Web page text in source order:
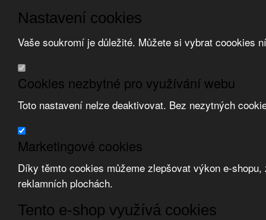
Nastavení cookies
Vaše soukromí je důležité. Můžete si vybrat coookies
Cookies nezbytné pro využívání webu
Toto nastavení nelze deaktivovat. Bez nezytných
Marketingové cookies
Díky těmto cookies můžeme zlepšovat výkon e-
reklamních plochách.
Tento e-shop využívá cookies
Přeskočit na hlavní obsah Přeskočit na doplňující obsah
Obchodní podmínky
Registrace
Zvolte měnu:
Přihlásit uživatele